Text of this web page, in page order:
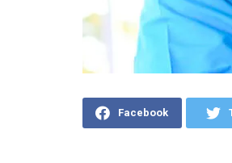
Facebook